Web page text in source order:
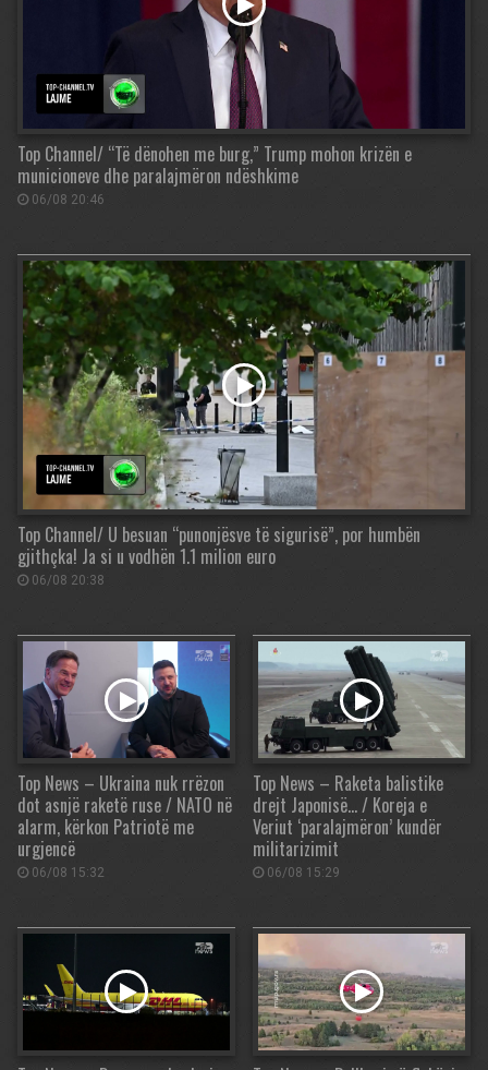
Top Channel/ “Të dënohen me burg,” Trump mohon krizën e
municioneve dhe paralajmëron ndëshkime
06/08 20:46
Top Channel/ U besuan “punonjësve të sigurisë”, por humbën
gjithçka! Ja si u vodhën 1.1 milion euro
06/08 20:38
Top News – Ukraina nuk rrëzon
dot asnjë raketë ruse / NATO në
alarm, kërkon Patriotë me
urgjencë
06/08 15:32
Top News – Raketa balistike
drejt Japonisë… / Koreja e
Veriut ‘paralajmëron’ kundër
militarizimit
06/08 15:29